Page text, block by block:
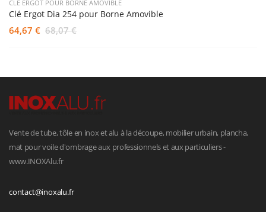
CLÉ ERGOT POUR BORNE AMOVIBLE
Clé Ergot Dia 254 pour Borne Amovible
64,67 € 68,07 €
Vente de tube, tôle en inox et alu à la découpe, mobilier urbain, plancha,
mat pour voile d'ombrage aux professionnels et aux particuliers -
www.INOXAlu.fr
contact@inoxalu.fr